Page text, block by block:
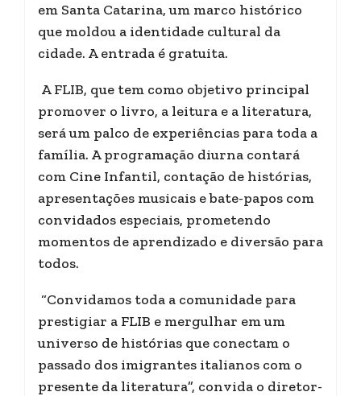
em Santa Catarina, um marco histórico
que moldou a identidade cultural da
cidade. A entrada é gratuita.
A FLIB, que tem como objetivo principal
promover o livro, a leitura e a literatura,
será um palco de experiências para toda a
família. A programação diurna contará
com Cine Infantil, contação de histórias,
apresentações musicais e bate-papos com
convidados especiais, prometendo
momentos de aprendizado e diversão para
todos.
“Convidamos toda a comunidade para
prestigiar a FLIB e mergulhar em um
universo de histórias que conectam o
passado dos imigrantes italianos com o
presente da literatura”, convida o diretor-